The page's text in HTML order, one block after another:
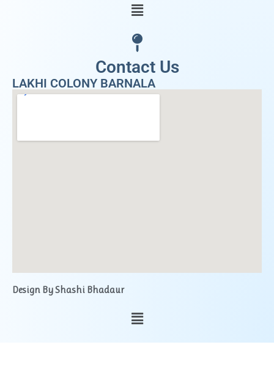
Contact Us
LAKHI COLONY BARNALA
Design By Shashi Bhadaur